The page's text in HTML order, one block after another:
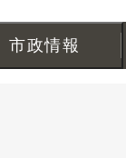
市政情報